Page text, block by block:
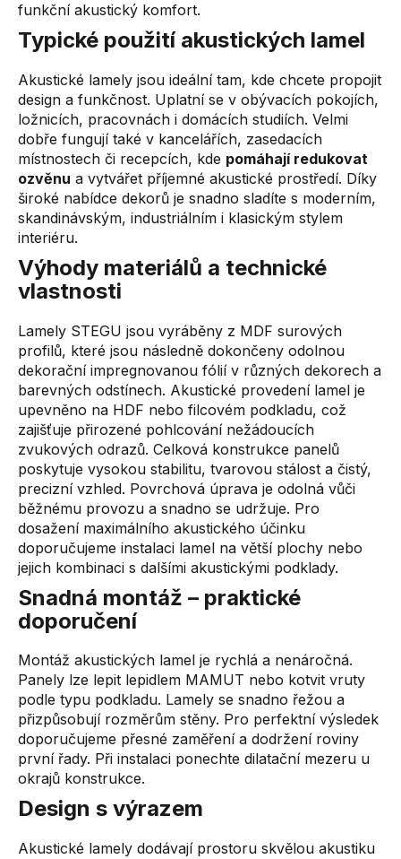
r
v
k
y
v
ý
p
i
s
u
funkční akustický komfort.
Typické použití akustických lamel
Akustické lamely jsou ideální tam, kde chcete propojit
design a funkčnost. Uplatní se v obývacích pokojích,
ložnicích, pracovnách i domácích studiích. Velmi
dobře fungují také v kancelářích, zasedacích
místnostech či recepcích, kde pomáhají redukovat
ozvěnu a vytvářet příjemné akustické prostředí. Díky
široké nabídce dekorů je snadno sladíte s moderním,
skandinávským, industriálním i klasickým stylem
interiéru.
Výhody materiálů a technické
vlastnosti
Lamely STEGU jsou vyráběny z MDF surových
profilů, které jsou následně dokončeny odolnou
dekorační impregnovanou fólií v různých dekorech a
barevných odstínech. Akustické provedení lamel je
upevněno na HDF nebo filcovém podkladu, což
zajišťuje přirozené pohlcování nežádoucích
zvukových odrazů. Celková konstrukce panelů
poskytuje vysokou stabilitu, tvarovou stálost a čistý,
precizní vzhled. Povrchová úprava je odolná vůči
běžnému provozu a snadno se udržuje. Pro
dosažení maximálního akustického účinku
doporučujeme instalaci lamel na větší plochy nebo
jejich kombinaci s dalšími akustickými podklady.
Snadná montáž – praktické
doporučení
Montáž akustických lamel je rychlá a nenáročná.
Panely lze lepit lepidlem MAMUT nebo kotvit vruty
podle typu podkladu. Lamely se snadno řežou a
přizpůsobují rozměrům stěny. Pro perfektní výsledek
doporučujeme přesné zaměření a dodržení roviny
první řady. Při instalaci ponechte dilatační mezeru u
okrajů konstrukce.
Design s výrazem
Akustické lamely dodávají prostoru skvělou akustiku